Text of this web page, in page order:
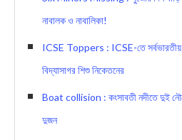
নাবালক ও নাবালিকা!
ICSE Toppers : ICSE-তে সর্বভারতীয়
বিদ্যাসাগর শিশু নিকেতনের
Boat collision : কংসাবতী নদীতে দুই
দুজন